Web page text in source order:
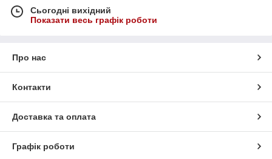
Сьогодні вихідний
Показати весь графік роботи
Про нас
Контакти
Доставка та оплата
Графік роботи